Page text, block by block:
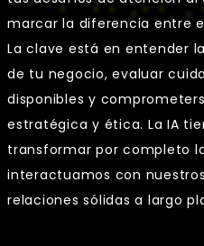
marcar la diferencia entre
La clave está en entender
de tu negocio, evaluar
disponibles y
estratégica y ética. La IA
transformar por completo
interactuamos con
relaciones sólidas a largo